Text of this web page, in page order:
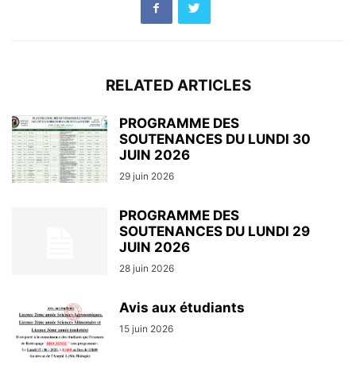
RELATED ARTICLES
PROGRAMME DES
SOUTENANCES DU LUNDI 30
JUIN 2026
29 juin 2026
PROGRAMME DES
SOUTENANCES DU LUNDI 29
JUIN 2026
28 juin 2026
Avis aux étudiants
15 juin 2026